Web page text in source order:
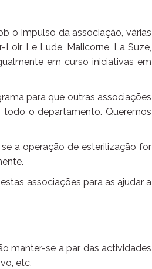
o impulso da associação, várias
Le Lude, Malicorne, La Suze,
em curso iniciativas em
para que outras associações
o departamento. Queremos
a operação de esterilização for
associações para as ajudar a
manter-se a par das actividades
etc.